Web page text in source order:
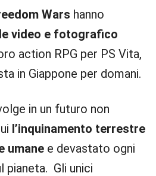
Wars hanno
video e fotografico
action RPG per PS Vita,
in Giappone per domani.
in un futuro non
l’inquinamento terrestre
umane e devastato ogni
pianeta. Gli unici